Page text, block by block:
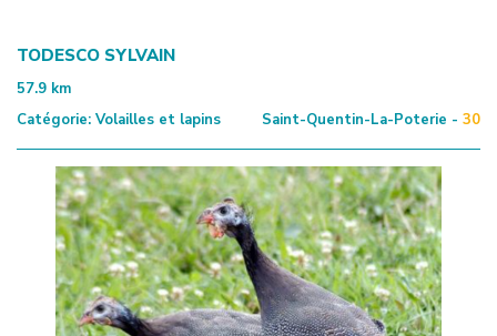
TODESCO SYLVAIN
57.9 km
Catégorie: Volailles et lapins Saint-Quentin-La-Poterie - 30